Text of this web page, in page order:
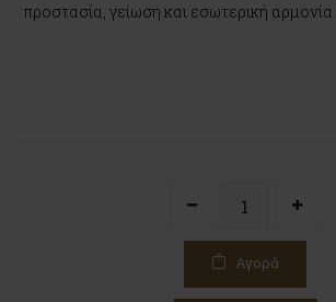
προστασία, γείωση και εσωτερική αρμονία.
Αγορά